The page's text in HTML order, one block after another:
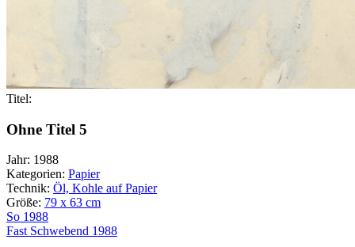
Titel:
Ohne Titel 5
Jahr: 1988
Kategorien: Papier
Technik: Öl, Kohle auf Papier
Größe: 79 x 63 cm
Beitragsnavigation
So 1988
Fast Schwebend 1988